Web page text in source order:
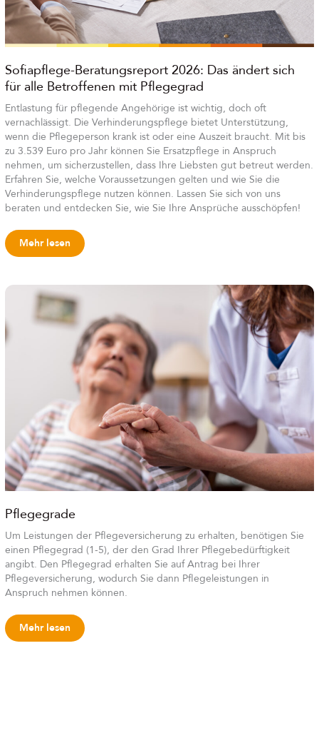
Sofiapflege-Beratungsreport 2026: Das ändert sich
für alle Betroffenen mit Pflegegrad
Entlastung für pflegende Angehörige ist wichtig, doch oft
vernachlässigt. Die Verhinderungspflege bietet Unterstützung,
wenn die Pflegeperson krank ist oder eine Auszeit braucht. Mit bis
zu 3.539 Euro pro Jahr können Sie Ersatzpflege in Anspruch
nehmen, um sicherzustellen, dass Ihre Liebsten gut betreut werden.
Erfahren Sie, welche Voraussetzungen gelten und wie Sie die
Verhinderungspflege nutzen können. Lassen Sie sich von uns
beraten und entdecken Sie, wie Sie Ihre Ansprüche ausschöpfen!
Mehr lesen
Pflegegrade
Um Leistungen der Pflegeversicherung zu erhalten, benötigen Sie
einen Pflegegrad (1-5), der den Grad Ihrer Pflegebedürftigkeit
angibt. Den Pflegegrad erhalten Sie auf Antrag bei Ihrer
Pflegeversicherung, wodurch Sie dann Pflegeleistungen in
Anspruch nehmen können.
Pflegegrade
Mehr lesen